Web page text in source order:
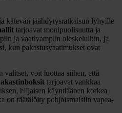
kätevän jäähdytysratkaisun lyhyille
tarjoavat monipuolisuutta ja
ja vaativampiin oleskeluihin, ja
kun pakastusvaatimukset ovat
valitset, voit luottaa siihen, että
tarjoavat vankkaa
hiljaisen käyntiäänen korkea
on räätälöity pohjoismaisiin vapaa-